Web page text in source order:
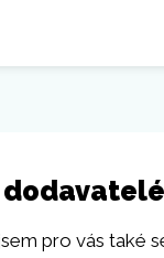
pro vás také